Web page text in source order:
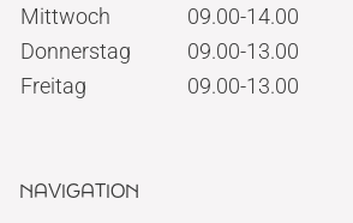
Mittwoch
09.00-14.00
Donnerstag
09.00-13.00
Freitag
09.00-13.00
NAVIGATION